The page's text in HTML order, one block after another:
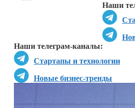
Наши
Наши телеграм-каналы:
Стартапы и технологии
Новые бизнес-тренды